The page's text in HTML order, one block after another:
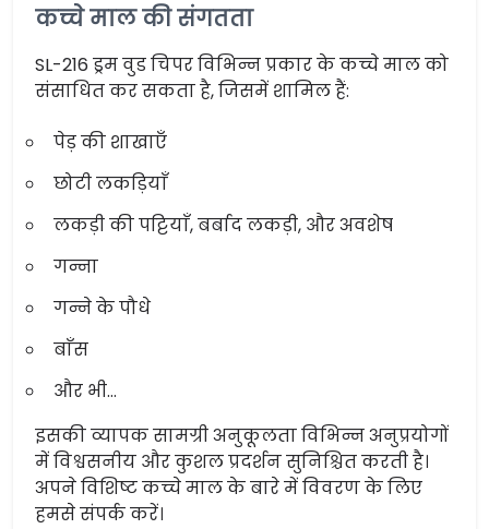
कच्चे माल की संगतता
SL-216 ड्रम वुड चिपर विभिन्न प्रकार के कच्चे माल को
संसाधित कर सकता है, जिसमें शामिल हैं:
पेड़ की शाखाएँ
छोटी लकड़ियाँ
लकड़ी की पट्टियाँ, बर्बाद लकड़ी, और अवशेष
गन्ना
गन्ने के पौधे
बाँस
और भी…
इसकी व्यापक सामग्री अनुकूलता विभिन्न अनुप्रयोगों
में विश्वसनीय और कुशल प्रदर्शन सुनिश्चित करती है।
अपने विशिष्ट कच्चे माल के बारे में विवरण के लिए
हमसे संपर्क करें।